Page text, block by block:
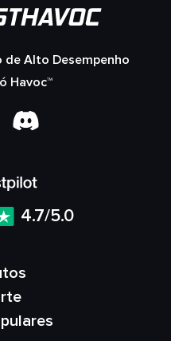
Alto Desempenho
Havoc™
4.7/5.0